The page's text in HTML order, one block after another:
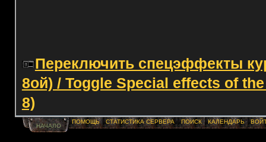
Переключить спецэффекты
8ой) / Toggle Special effects of
8)
НАЧАЛО
ПОМОЩЬ СТАТИСТИКА СЕРВЕРА ПОИСК КАЛЕНДАРЬ